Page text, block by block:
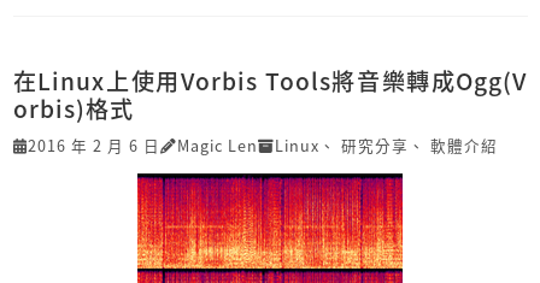
在Linux上使用Vorbis Tools將音樂轉成Ogg(V
orbis)格式
2016 年 2 月 6 日 Magic Len Linux 、 研究分享 、 軟體介紹